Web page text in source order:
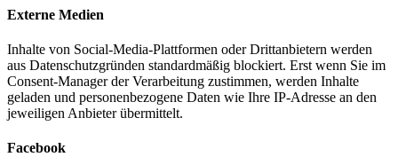
Externe Medien
Inhalte von Social-Media-Plattformen oder Drittanbietern werden
aus Datenschutzgründen standardmäßig blockiert. Erst wenn Sie im
Consent-Manager der Verarbeitung zustimmen, werden Inhalte
geladen und personenbezogene Daten wie Ihre IP-Adresse an den
jeweiligen Anbieter übermittelt.
Facebook